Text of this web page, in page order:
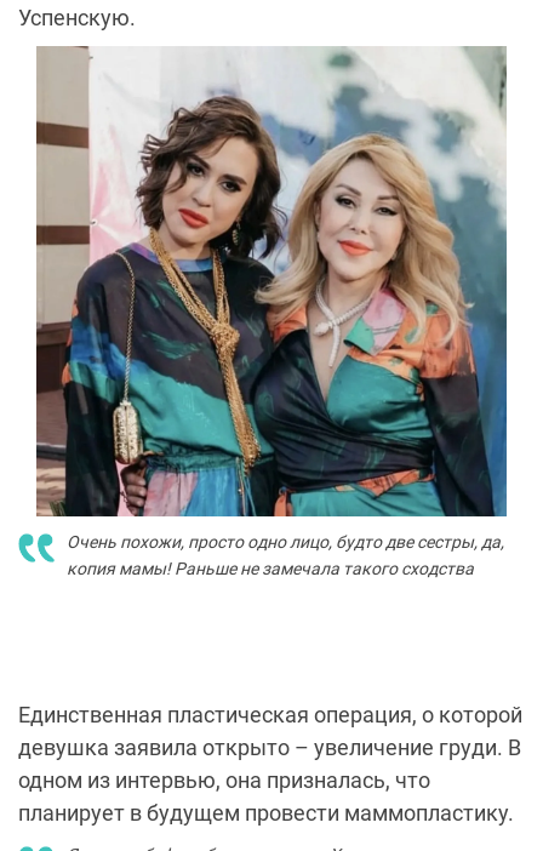
Успенскую.
Очень похожи, просто одно лицо, будто две сестры, да,
копия мамы! Раньше не замечала такого сходства
Единственная пластическая операция, о которой
девушка заявила открыто – увеличение груди. В
одном из интервью, она призналась, что
планирует в будущем провести маммопластику.